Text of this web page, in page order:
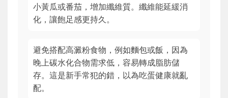
小黃瓜或番茄，增加纖維質。纖維能延緩消
化，讓飽足感更持久。
避免搭配高澱粉食物，例如麵包或飯，因為
晚上碳水化合物需求低，容易轉成脂肪儲
存。這是新手常犯的錯，以為吃蛋健康就亂
配。